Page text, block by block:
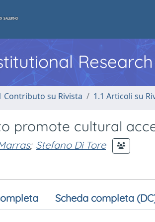
Contributo su Rivista 1.1 Articoli su
promote cultural
; Stefano Di Tore
Scheda completa